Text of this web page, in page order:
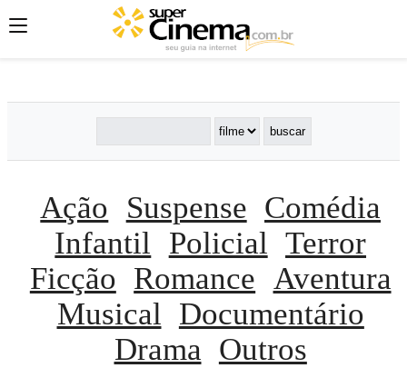
';';
Ação Suspense Comédia
Infantil
Policial Terror
Ficção Romance Aventura
Musical
Documentário
Drama Outros